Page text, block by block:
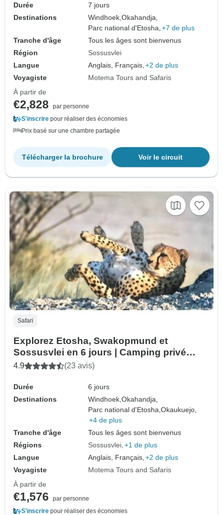
Durée
7 jours
Destinations
Windhoek,Okahandja,
Parc national d'Etosha, +7 de plus
Tranche d'âge
Tous les âges sont bienvenus
Région
Sossusvlei
Langue
Anglais, Français, +2 de plus
Voyagiste
Motema Tours and Safaris
À partir de
€2,828
par personne
S'inscrire pour réaliser des économies
Prix basé sur une chambre partagée
Voir le circuit
Télécharger la brochure
Safari
Explorez Etosha, Swakopmund et
Sossusvlei en 6 jours | Camping privé
guidé
4.9 (23 avis)
Durée
6 jours
Destinations
Windhoek,Okahandja,
Parc national d'Etosha,Okaukuejo,
+4 de plus
Tranche d'âge
Tous les âges sont bienvenus
Régions
Sossusvlei +1 de plus
Langue
Anglais, Français, +2 de plus
Voyagiste
Motema Tours and Safaris
À partir de
€1,576
par personne
S'inscrire pour réaliser des économies